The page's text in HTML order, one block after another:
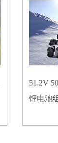
51.2V
锂电池